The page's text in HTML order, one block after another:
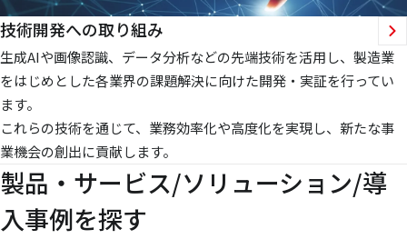
技術開発への取り組み
生成AIや画像認識、データ分析などの先端技術を活用し、製造業
をはじめとした各業界の課題解決に向けた開発・実証を行ってい
ます。
これらの技術を通じて、業務効率化や高度化を実現し、新たな事
業機会の創出に貢献します。
製品・サービス/ソリューション/導
入事例を探す